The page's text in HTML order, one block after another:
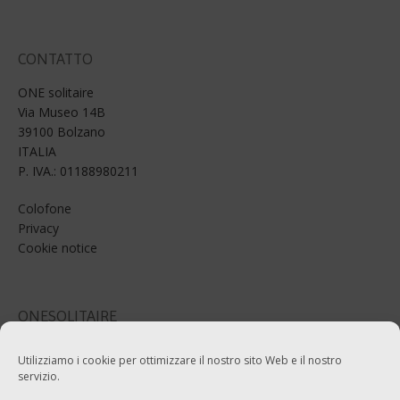
Utilizziamo i cookie per ottimizzare il nostro sito Web e il nostro
servizio.
CONTATTO
ONE solitaire
Via Museo 14B
39100 Bolzano
ITALIA
P. IVA.: 01188980211
Colofone
Privacy
Cookie notice
ONESOLITAIRE